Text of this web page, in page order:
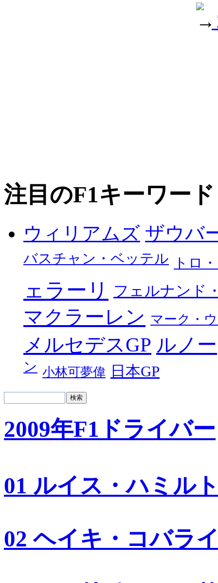
注目のF1キーワード
ウィリアムズ ザウバ
バスチャン・ベッテル トロ
ェラーリ フェルナンド
マクラーレン マーク・
メルセデスGP ルノー
ン 小林可夢偉 日本GP
2009年F1ドライバー
01 ルイス・ハミル
02 ヘイキ・コバラ